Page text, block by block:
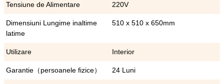
Tensiune de Alimentare 220V
Dimensiuni Lungime inaltime
latime
510 x 510 x 650mm
Utilizare Interior
Garantie（persoanele fizice） 24 Luni